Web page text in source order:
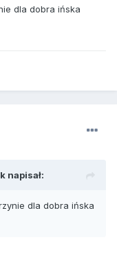
dla dobra ińska
napisał:
dla dobra ińska